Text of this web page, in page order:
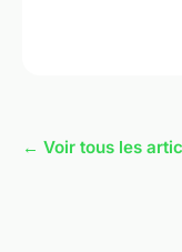
← Voir tous les